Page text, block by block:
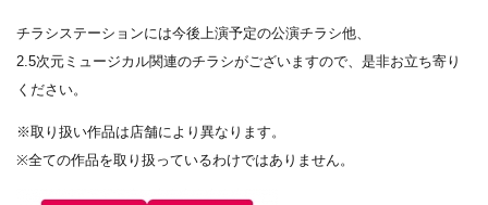
チラシステーションには今後上演予定の公演チラシ他、
2.5次元ミュージカル関連のチラシがございますので、是非お立ち寄り
ください。
※取り扱い作品は店舗により異なります。
※全ての作品を取り扱っているわけではありません。